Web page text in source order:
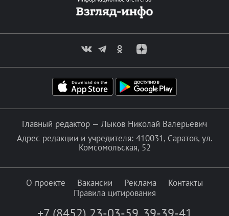
Главный редактор — Лыков Николай Валерьевич
Адрес редакции и учредителя: 410031, Саратов, ул.
Комсомольская, 52
О проекте Вакансии Реклама
Контакты
Правила цитирования